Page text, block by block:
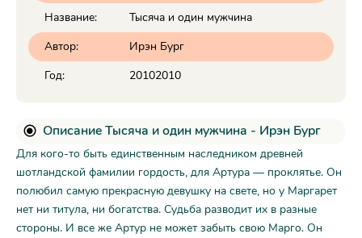
Название:
Тысяча и один мужчина
Автор:
Ирэн Бург
Год:
20102010
Описание Тысяча и один мужчина - Ирэн Бург
Для кого-то быть единственным наследником древней
шотландской фамилии гордость, для Артура — проклятье. Он
полюбил самую прекрасную девушку на свете, но у Маргарет
нет ни титула, ни богатства. Судьба разводит их в разные
стороны. И все же Артур не может забыть свою Марго. Он